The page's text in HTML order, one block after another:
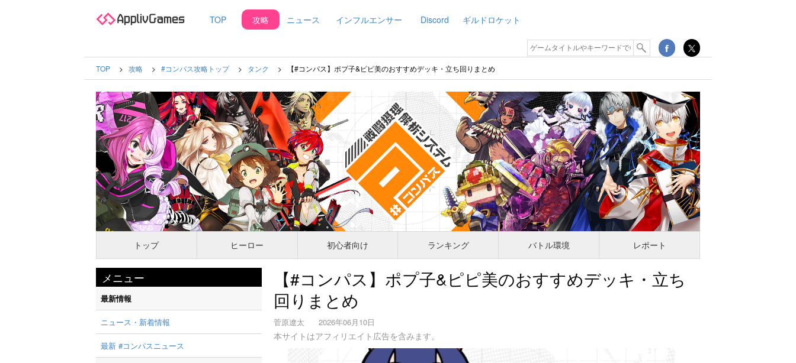
TOP 攻略 ニュース インフルエンサー Discord ギルドロケット
TOP 攻略 #コンパス攻略トップ タンク 【#コンパス】ポプ子&ピピ美のおすすめデッキ・立ち回りまとめ
トップ ヒーロー 初心者向け ランキング バトル環境 レポート
【#コンパス】ポプ子&ピピ美のおすすめデッキ・立ち
回りまとめ
菅原遼太 2026年06月10日
本サイトはアフィリエイト広告を含みます。
メニュー
最新情報
ニュース・新着情報
最新 #コンパスニュース